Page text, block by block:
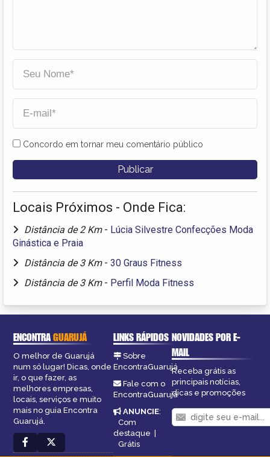
Concordo em tornar meu comentário público
Locais Próximos - Onde Fica:
Distância de 2 Km - Lúcia Silvestre Confecções Moda
Ginástica e Praia
Distância de 3 Km - 30 Graus Fitness
Distância de 3 Km - Perfil Moda Fitness
ENCONTRAGUARUJÁ
O melhor de Guarujá
num só lugar! Dicas, onde
ir, o que fazer, as
melhores empresas,
locais, serviços e muito
mais no guia Encontra
Guarujá.
LINKS RÁPIDOS
Sobre
EncontraGuarujá
Fale com o
EncontraGuarujá
ANUNCIE:
Com
destaque |
Grátis
NOVIDADES POR E-
MAIL
Receba grátis as
principais notícias,
dicas e promoções